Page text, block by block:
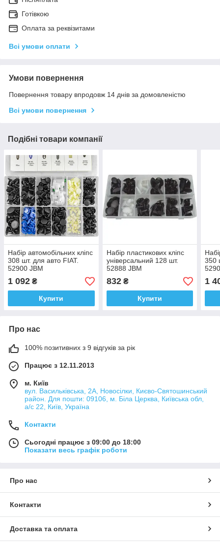
Готівкою
Оплата за реквізитами
Всі умови оплати
Умови повернення
Повернення товару впродовж 14 днів за домовленістю
Всі умови повернення
Подібні товари компанії
Набір автомобільних кліпс
308 шт. для авто FIAT.
52900 JBM
1 092 ₴
Купити
Набір пластикових кліпс
універсальний 128 шт.
52888 JBM
832₴
Купити
350
1
Про нас
100% позитивних з 9 відгуків за рік
Працює з 12.11.2013
м. Київ
вул. Васильківська, 2А, Новосілки, Києво-Святошинський
район. Для пошти: 09106, м. Біла Церква, Київська обл,
а/с 22, Київ, Україна
Контакти
Сьогодні працює з 09:00 до 18:00
Показати весь графік роботи
Про нас
Контакти
Доставка та оплата